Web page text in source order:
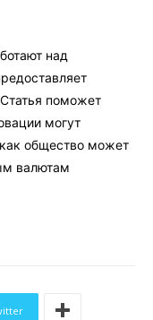
над
поможет
могут
общество может
валютам